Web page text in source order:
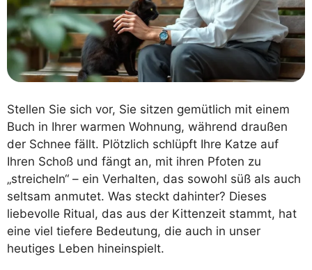
Stellen Sie sich vor, Sie sitzen gemütlich mit einem
Buch in Ihrer warmen Wohnung, während draußen
der Schnee fällt. Plötzlich schlüpft Ihre Katze auf
Ihren Schoß und fängt an, mit ihren Pfoten zu
„streicheln“ – ein Verhalten, das sowohl süß als auch
seltsam anmutet. Was steckt dahinter? Dieses
liebevolle Ritual, das aus der Kittenzeit stammt, hat
eine viel tiefere Bedeutung, die auch in unser
heutiges Leben hineinspielt.